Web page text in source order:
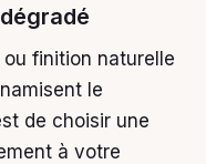
finition naturelle
le
de choisir une
à votre